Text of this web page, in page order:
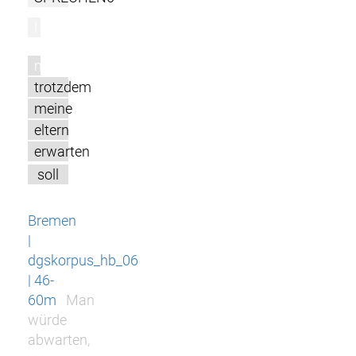
m
trotzdem
meine
eltern
erwarten
soll
Bremen
|
dgskorpus_hb_06
| 46-
60m
Man
würde
abwarten,